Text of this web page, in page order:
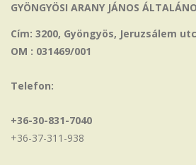
GYÖNGYÖSI ARANY JÁNOS
Cím: 3200, Gyöngyös, Jeruzsálem
OM : 031469/001
Telefon:
+36-30-831-7040
+36-37-311-938